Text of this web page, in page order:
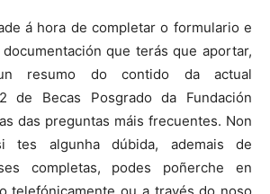
á hora de completar o formulario e
que terás que aportar,
resumo do contido da actual
de Becas Posgrado da Fundación
das preguntas máis frecuentes. Non
tes algunha dúbida, ademais de
completas, podes poñerche en